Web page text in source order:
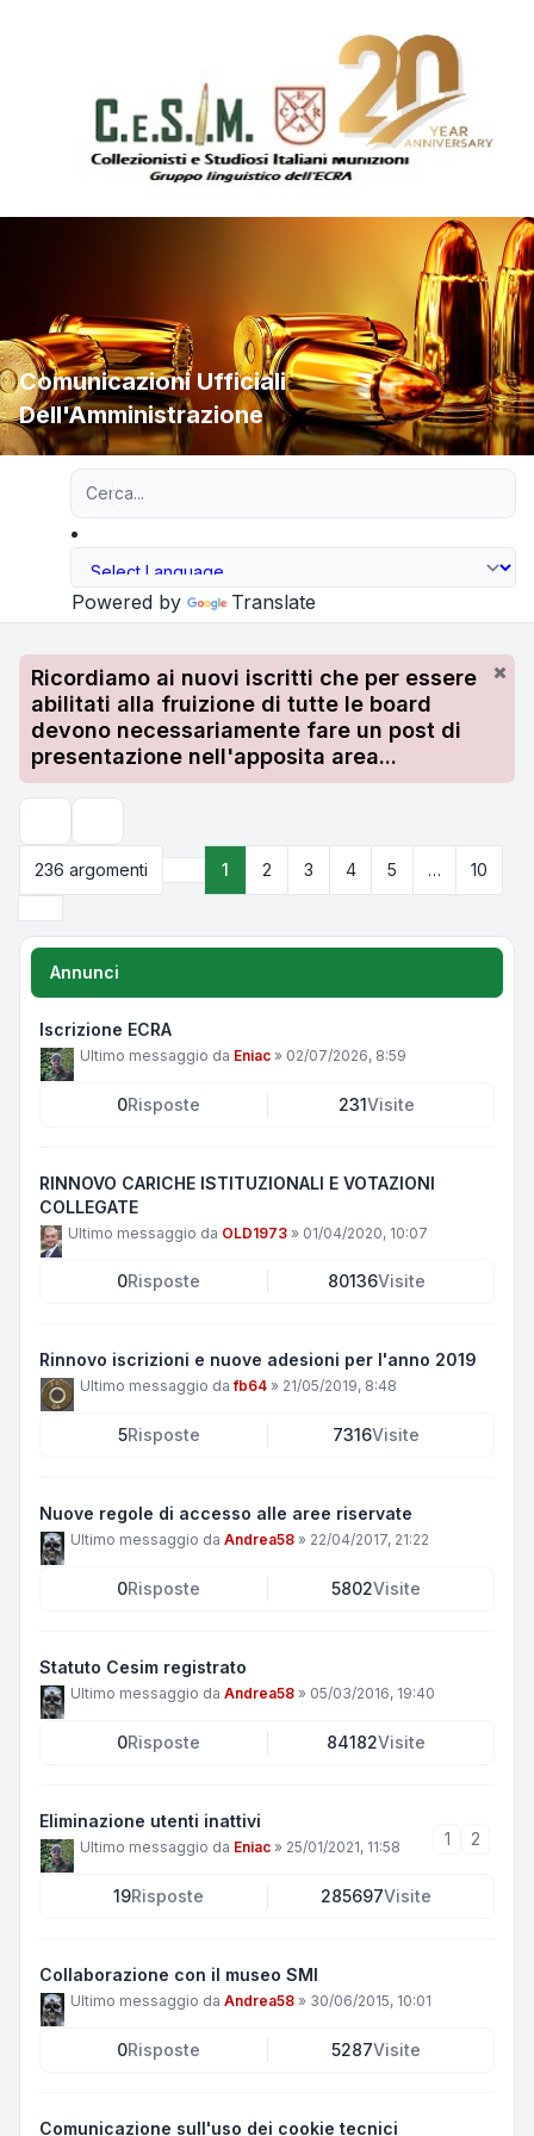
Comunicazioni Ufficiali
Dell'Amministrazione
Powered by Translate
Ricordiamo ai nuovi iscritti che per essere
abilitati alla fruizione di tutte le board
devono necessariamente fare un post di
presentazione nell'apposita area...
236 argomenti
Pagina di10
1 2 3 4 5 …
10
Annunci
Iscrizione ECRA
Ultimo messaggio da Eniac » 02/07/2026, 8:59
0Risposte 231Visite
RINNOVO CARICHE ISTITUZIONALI E VOTAZIONI
COLLEGATE
Ultimo messaggio da OLD1973 » 01/04/2020, 10:07
0Risposte 80136Visite
Rinnovo iscrizioni e nuove adesioni per l'anno 2019
Ultimo messaggio dafb64 » 21/05/2019, 8:48
5Risposte 7316Visite
Nuove regole di accesso alle aree riservate
Ultimo messaggio da Andrea58 » 22/04/2017, 21:22
0Risposte 5802Visite
Statuto Cesim registrato
Ultimo messaggio da Andrea58 » 05/03/2016, 19:40
0Risposte 84182Visite
Eliminazione utenti inattivi
Ultimo messaggio da Eniac » 25/01/2021, 11:58 1 2
19Risposte 285697Visite
Collaborazione con il museo SMI
Ultimo messaggio da Andrea58 » 30/06/2015, 10:01
0Risposte 5287Visite
Comunicazione sull'uso dei cookie tecnici